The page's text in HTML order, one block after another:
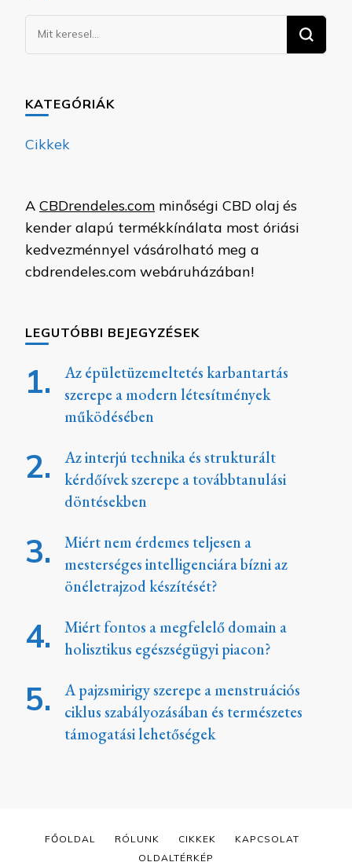
KATEGÓRIÁK
Cikkek
A CBDrendeles.com minőségi CBD olaj és
kender alapú termékkínálata most óriási
kedvezménnyel vásárolható meg a
cbdrendeles.com webáruházában!
LEGUTÓBBI BEJEGYZÉSEK
Az épületüzemeltetés karbantartás
szerepe a modern létesítmények
működésében
Az interjú technika és strukturált
kérdőívek szerepe a továbbtanulási
döntésekben
Miért nem érdemes teljesen a
mesterséges intelligenciára bízni az
önéletrajzod készítését?
Miért fontos a megfelelő domain a
holisztikus egészségügyi piacon?
A pajzsmirigy szerepe a menstruációs
ciklus szabályozásában és természetes
támogatási lehetőségek
FŐOLDAL RÓLUNK CIKKEK
KAPCSOLAT
OLDALTÉRKÉP